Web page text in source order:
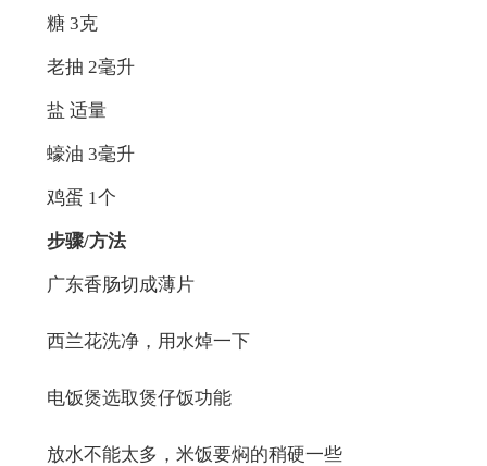
糖 3克
老抽 2毫升
盐 适量
蠔油 3毫升
鸡蛋 1个
步骤/方法
广东香肠切成薄片
西兰花洗净，用水焯一下
电饭煲选取煲仔饭功能
放水不能太多，米饭要焖的稍硬一些